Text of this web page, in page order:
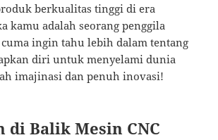
berkualitas tinggi di era
kamu adalah seorang penggila
ingin tahu lebih dalam tentang
diri untuk menyelami dunia
imajinasi dan penuh inovasi!
di Balik Mesin CNC